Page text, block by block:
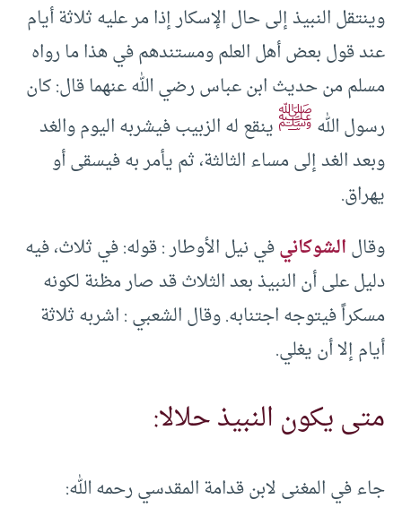
وينتقل النبيذ إلى حال الإسكار إذا مر عليه ثلاثة أيام
عند قول بعض أهل العلم ومستندهم في هذا ما رواه
مسلم من حديث ابن عباس رضي الله عنهما قال: كان
رسول اللهﷺينقع له الزبيب فيشربه اليوم والغد
وبعد الغد إلى مساء الثالثة، ثم يأمر به فيسقى أو
يهراق.
وقالالشوكانيفي نيل الأوطار : قوله: في ثلاث، فيه
دليل على أن النبيذ بعد الثلاث قد صار مظنة لكونه
مسكراً فيتوجه اجتنابه. وقال الشعبي : اشربه ثلاثة
أيام إلا أن يغلي.
متى يكون النبيذ حلالا:
جاء في المغنى لابن قدامة المقدسي رحمه الله: